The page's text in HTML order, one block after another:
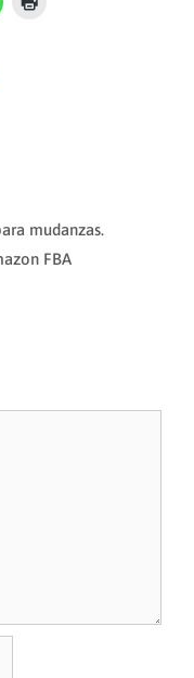
mudanzas.
FBA